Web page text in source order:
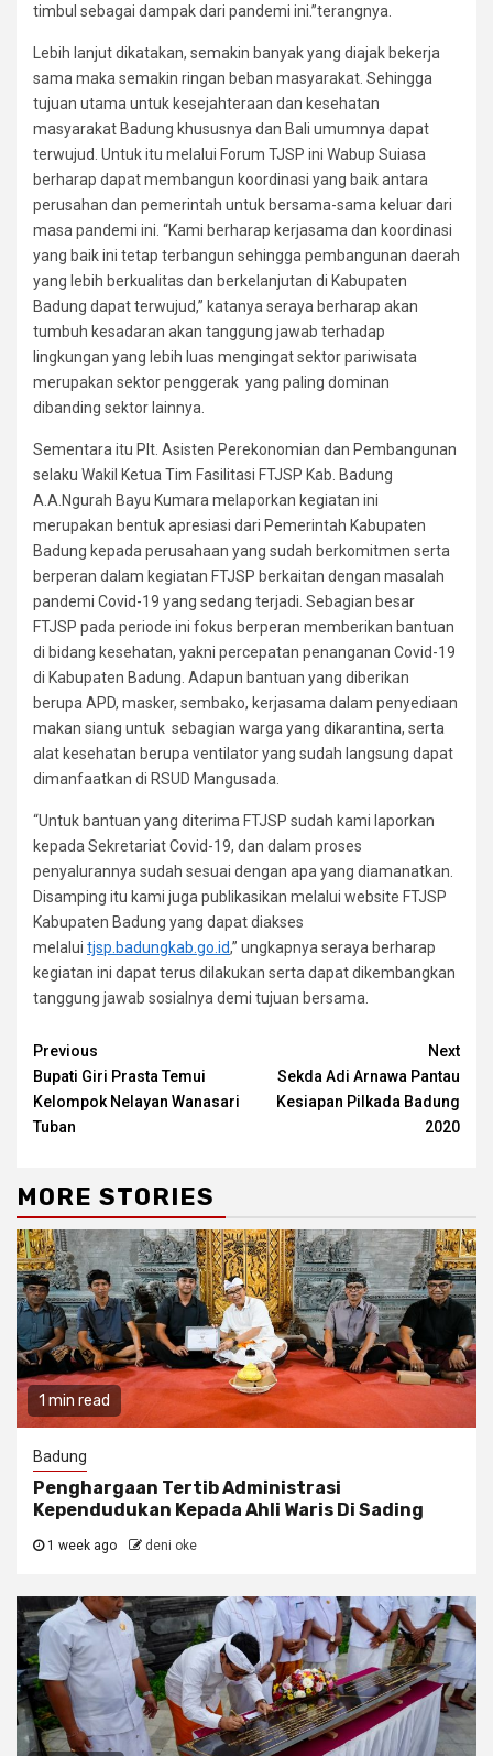
timbul sebagai dampak dari pandemi ini.”terangnya.
Lebih lanjut dikatakan, semakin banyak yang diajak bekerja
sama maka semakin ringan beban masyarakat. Sehingga
tujuan utama untuk kesejahteraan dan kesehatan
masyarakat Badung khususnya dan Bali umumnya dapat
terwujud. Untuk itu melalui Forum TJSP ini Wabup Suiasa
berharap dapat membangun koordinasi yang baik antara
perusahan dan pemerintah untuk bersama-sama keluar dari
masa pandemi ini. “Kami berharap kerjasama dan koordinasi
yang baik ini tetap terbangun sehingga pembangunan daerah
yang lebih berkualitas dan berkelanjutan di Kabupaten
Badung dapat terwujud,” katanya seraya berharap akan
tumbuh kesadaran akan tanggung jawab terhadap
lingkungan yang lebih luas mengingat sektor pariwisata
merupakan sektor penggerak yang paling dominan
dibanding sektor lainnya.
Sementara itu Plt. Asisten Perekonomian dan Pembangunan
selaku Wakil Ketua Tim Fasilitasi FTJSP Kab. Badung
A.A.Ngurah Bayu Kumara melaporkan kegiatan ini
merupakan bentuk apresiasi dari Pemerintah Kabupaten
Badung kepada perusahaan yang sudah berkomitmen serta
berperan dalam kegiatan FTJSP berkaitan dengan masalah
pandemi Covid-19 yang sedang terjadi. Sebagian besar
FTJSP pada periode ini fokus berperan memberikan bantuan
di bidang kesehatan, yakni percepatan penanganan Covid-19
di Kabupaten Badung. Adapun bantuan yang diberikan
berupa APD, masker, sembako, kerjasama dalam penyediaan
makan siang untuk sebagian warga yang dikarantina, serta
alat kesehatan berupa ventilator yang sudah langsung dapat
dimanfaatkan di RSUD Mangusada.
“Untuk bantuan yang diterima FTJSP sudah kami laporkan
kepada Sekretariat Covid-19, dan dalam proses
penyalurannya sudah sesuai dengan apa yang diamanatkan.
Disamping itu kami juga publikasikan melalui website FTJSP
Kabupaten Badung yang dapat diakses
melalui tjsp.badungkab.go.id,” ungkapnya seraya berharap
kegiatan ini dapat terus dilakukan serta dapat dikembangkan
tanggung jawab sosialnya demi tujuan bersama.
Continue
Reading
Previous
Bupati Giri Prasta Temui
Kelompok Nelayan Wanasari
Tuban
Next
Sekda Adi Arnawa Pantau
Kesiapan Pilkada Badung
2020
MORE STORIES
1 min read
Badung
Penghargaan Tertib Administrasi
Kependudukan Kepada Ahli Waris Di Sading
1 week ago deni oke